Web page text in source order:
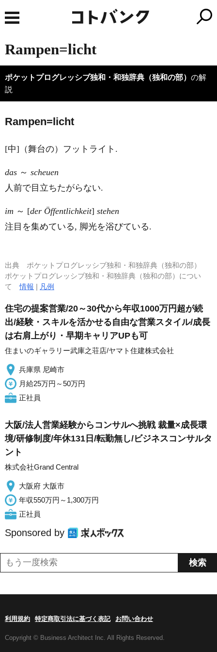
Rampen=licht
ポケットプログレッシブ独和・和独辞典（独和の部） の解
説
Rampen=licht
[中]（舞台の）フットライト.
das ～ scheuen
人前で目立ちたがらない.
im ～ [der Öffentlichkeit] stehen
注目を集めている, 脚光を浴びている.
出典 ポケットプログレッシブ独和・和独辞典（独和の部）
ポケットプログレッシブ独和・和独辞典（独和の部）につい
て情報 | 凡例
住宅の提案営業/20～30代から年収1000万円超が続
出/経験・スキルを活かせる自由な営業スタイル/成長
は右肩上がり・早期キャリアUPも可
住まいのギャラリー武庫之荘店/ヤマト住建株式会社
兵庫県 尼崎市
月給25万円～50万円
正社員
大阪/法人営業経験からコンサルへ挑戦 裁量×成長環
境/研修制度/年休131日/転勤無し/ビジネスコンサルタ
ント
株式会社Grand Central
大阪府 大阪市
年収550万円～1,300万円
正社員
Sponsored by
利用規約 特定商取引法に基づく表記 お問い合わせ
Copyright © Business Architect Inc. All Rights Reserved.